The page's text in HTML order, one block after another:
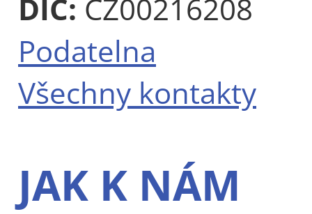
DIČ: CZ00216208
Podatelna
Všechny kontakty
JAK K NÁM